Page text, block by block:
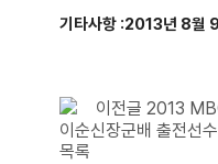
기타사항 :2013년 8월
이전글 2013
이순신장군배 출전선
목록